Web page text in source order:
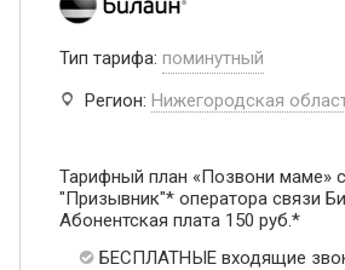
Тип тарифа: поминутный
Регион: Нижегородская
Тарифный план «Позвони маме» с
"Призывник"* оператора связи
Абонентская плата 150 руб.*
БЕСПЛАТНЫЕ входящие